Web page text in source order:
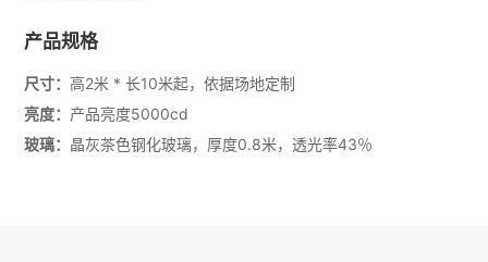
产品规格
尺寸：高2米 * 长10米起，依据场地定制
亮度： 产品亮度5000cd
玻璃： 晶灰茶色钢化玻璃，厚度0.8米，透光率43％